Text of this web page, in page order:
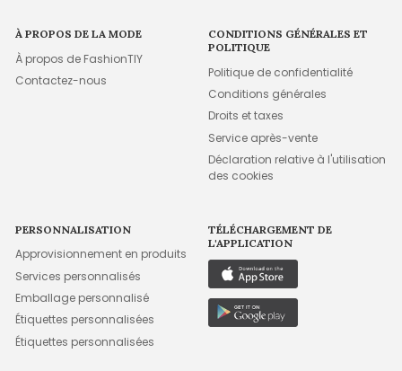
À PROPOS DE LA MODE
À propos de FashionTIY
Contactez-nous
CONDITIONS GÉNÉRALES ET
POLITIQUE
Politique de confidentialité
Conditions générales
Droits et taxes
Service après-vente
Déclaration relative à l'utilisation
des cookies
PERSONNALISATION
Approvisionnement en produits
Services personnalisés
Emballage personnalisé
Étiquettes personnalisées
Étiquettes personnalisées
TÉLÉCHARGEMENT DE
L'APPLICATION